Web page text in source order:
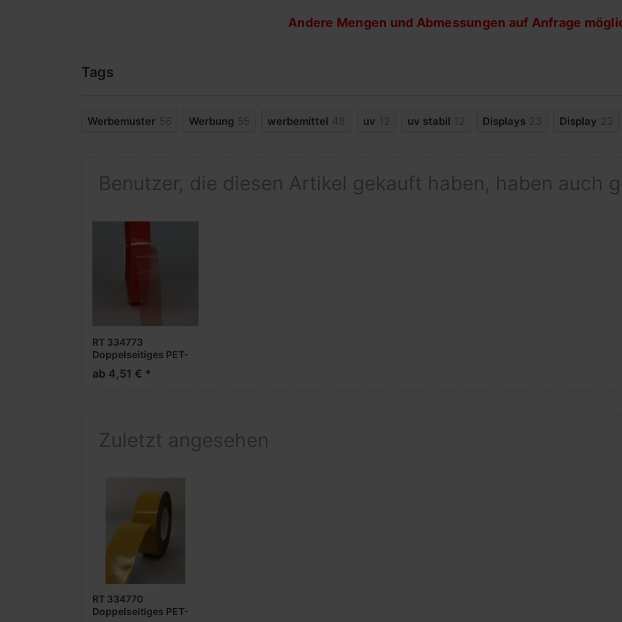
Andere Mengen und Abmessungen auf Anfrage
Tags
Werbemuster 56 Werbung 55 werbemittel 48 uv 12 uv stabil 12 Displays 23 Display 23
Benutzer, die diesen Artikel gekauft haben, haben auch
RT 334773
Doppelseitiges PET-
Folienklebeband mit
Acrylatklebstoff, 0,22
ab 4,51 € *
Zuletzt angesehen
RT 334770
Doppelseitiges PET-